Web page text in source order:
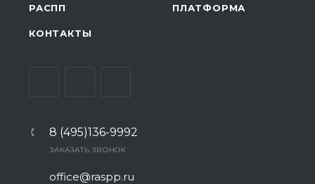
РАСПП
ПЛАТФОРМА
КОНТАКТЫ
8 (495)136-9992
ЗАКАЗАТЬ ЗВОНОК
office@raspp.ru